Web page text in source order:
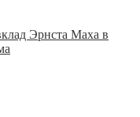
Эрнста Маха в